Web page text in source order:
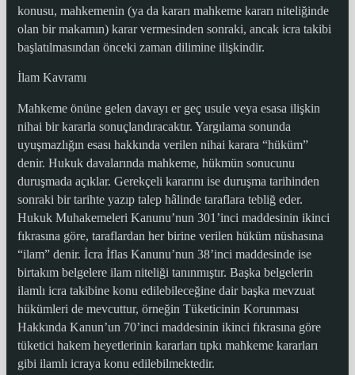
konusu, mahkemenin (ya da kararı mahkeme kararı niteliğinde
olan bir makamın) karar vermesinden sonraki, ancak icra takibi
başlatılmasından önceki zaman dilimine ilişkindir.
İlam Kavramı
Mahkeme önüne gelen davayı er geç usule veya esasa ilişkin
nihai bir kararla sonuçlandıracaktır. Yargılama sonunda
uyuşmazlığın esası hakkında verilen nihai karara “hüküm”
denir. Hukuk davalarında mahkeme, hükmün sonucunu
duruşmada açıklar. Gerekçeli kararını ise duruşma tarihinden
sonraki bir tarihte yazıp talep hâlinde taraflara tebliğ eder.
Hukuk Muhakemeleri Kanunu’nun 301’inci maddesinin ikinci
fıkrasına göre, taraflardan her birine verilen hüküm nüshasına
“ilam” denir. İcra İflas Kanunu’nun 38’inci maddesinde ise
birtakım belgelere ilam niteliği tanınmıştır. Başka belgelerin
ilamlı icra takibine konu edilebileceğine dair başka mevzuat
hükümleri de mevcuttur, örneğin Tüketicinin Korunması
Hakkında Kanun’un 70’inci maddesinin ikinci fıkrasına göre
tüketici hakem heyetlerinin kararları tıpkı mahkeme kararları
gibi ilamlı icraya konu edilebilmektedir.